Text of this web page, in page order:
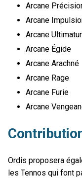
Arcane
Arcane
Arcane
Arcane Égide
Arcane Arachné
Arcane Rage
Arcane Furie
Arcane
Ordis proposera
les Tennos qui font